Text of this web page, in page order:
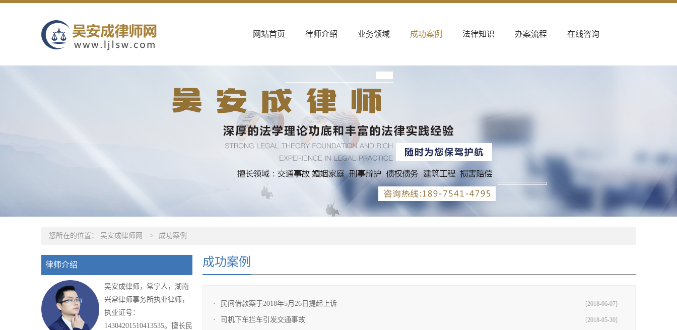
网站首页 律师介绍 业务领域 成功案例 法律知识 办案流程 在线咨询
您所在的位置： 吴安成律师网 > 成功案例
律师介绍
吴安成律师，常宁人，湖南
兴常律师事务所执业律师，
执业证号：
14304201510413535。擅长民
成功案例
民间借款案于2018年5月26日提起上诉 [2018-06-07]
司机下车拦车引发交通事故 [2018-05-30]